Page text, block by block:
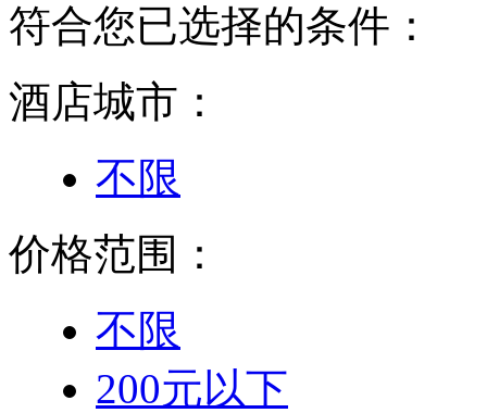
符合您已选择的条件：
酒店城市：
不限
价格范围：
不限
200元以下